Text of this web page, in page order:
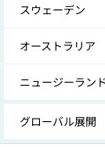
スウェーデン
オーストラリア
ニュージーランド
グローバル展開